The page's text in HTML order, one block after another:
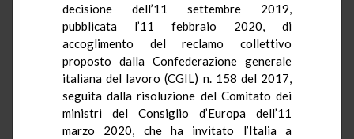
decisione dell’11 settembre 2019,
pubblicata l’11 febbraio 2020, di
accoglimento del reclamo collettivo
proposto dalla Confederazione generale
italiana del lavoro (CGIL) n. 158 del 2017,
seguita dalla risoluzione del Comitato dei
ministri del Consiglio d’Europa dell’11
marzo 2020, che ha invitato l’Italia a